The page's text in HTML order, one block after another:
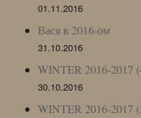
01.11.2016
Вася в 2016-ом
31.10.2016
WINTER 2016-2017
30.10.2016
WINTER 2016-2017